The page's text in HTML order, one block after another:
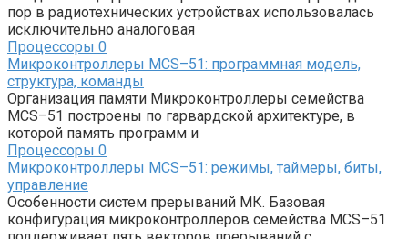
пор в радиотехни­ческих устройствах использовалась
исключительно аналоговая
Процессоры 0
Микроконтроллеры MCS–51: программная модель,
структура, команды
Организация памяти Микроконтроллеры семейства
МСS–51 построены по гарвардской архитектуре, в
которой память программ и
Процессоры 0
Микроконтроллеры MCS–51: режимы, таймеры, биты,
управление
Особенности систем прерываний МК. Базовая
конфигурация микроконт­роллеров семейства MCS–51